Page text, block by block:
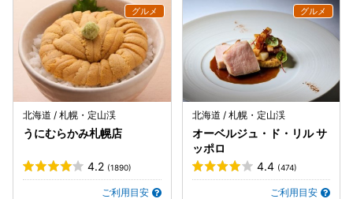
北海道 / 札幌・定山渓
うにむらかみ札幌店
4.2 (1890)
ご利用目安
北海道 / 札幌・定山渓
オーベルジュ・ド・リル サ
ッポロ
4.4 (474)
ご利用目安